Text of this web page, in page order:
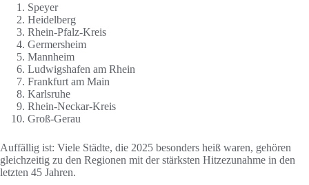
Speyer
Heidelberg
Rhein-Pfalz-Kreis
Germersheim
Mannheim
Ludwigshafen am Rhein
Frankfurt am Main
Karlsruhe
Rhein-Neckar-Kreis
Groß-Gerau
Auffällig ist: Viele Städte, die 2025 besonders heiß waren, gehören
gleichzeitig zu den Regionen mit der stärksten Hitzezunahme in den
letzten 45 Jahren.